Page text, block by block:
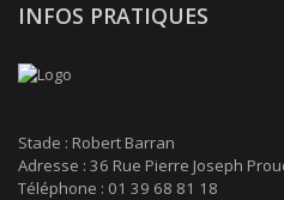
INFOS PRATIQUES
Stade : Robert Barran
Adresse : 36 Rue Pierre Joseph
Téléphone : 01 39 68 81 18